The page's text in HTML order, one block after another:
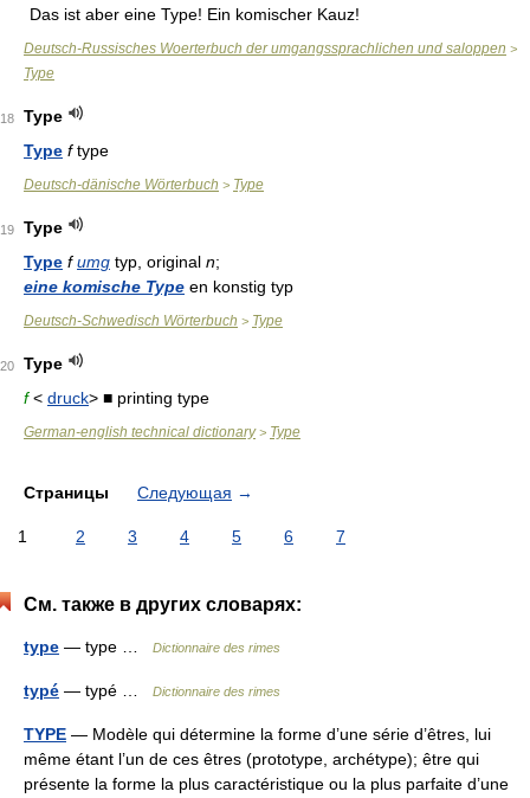
Das ist aber eine Type! Ein komischer Kauz!
Deutsch-Russisches Woerterbuch der umgangssprachlichen und saloppen >
Type
18
Type
Type ftype
Deutsch-dänische Wörterbuch > Type
19
Type
Type f umg typ, original n;
eine komische Type en konstig typ
Deutsch-Schwedisch Wörterbuch > Type
20
Type
f< druck> ■ printing type
German-english technical dictionary> Type
Страницы Следующая →
1 2 3 4 5 6 7
См. также в других словарях:
type — type … Dictionnaire des rimes
typé — typé … Dictionnaire des rimes
TYPE — Modèle qui détermine la forme d’une série d’êtres, lui
même étant l’un de ces êtres (prototype, archétype); être qui
présente la forme la plus caractéristique ou la plus parfaite d’une